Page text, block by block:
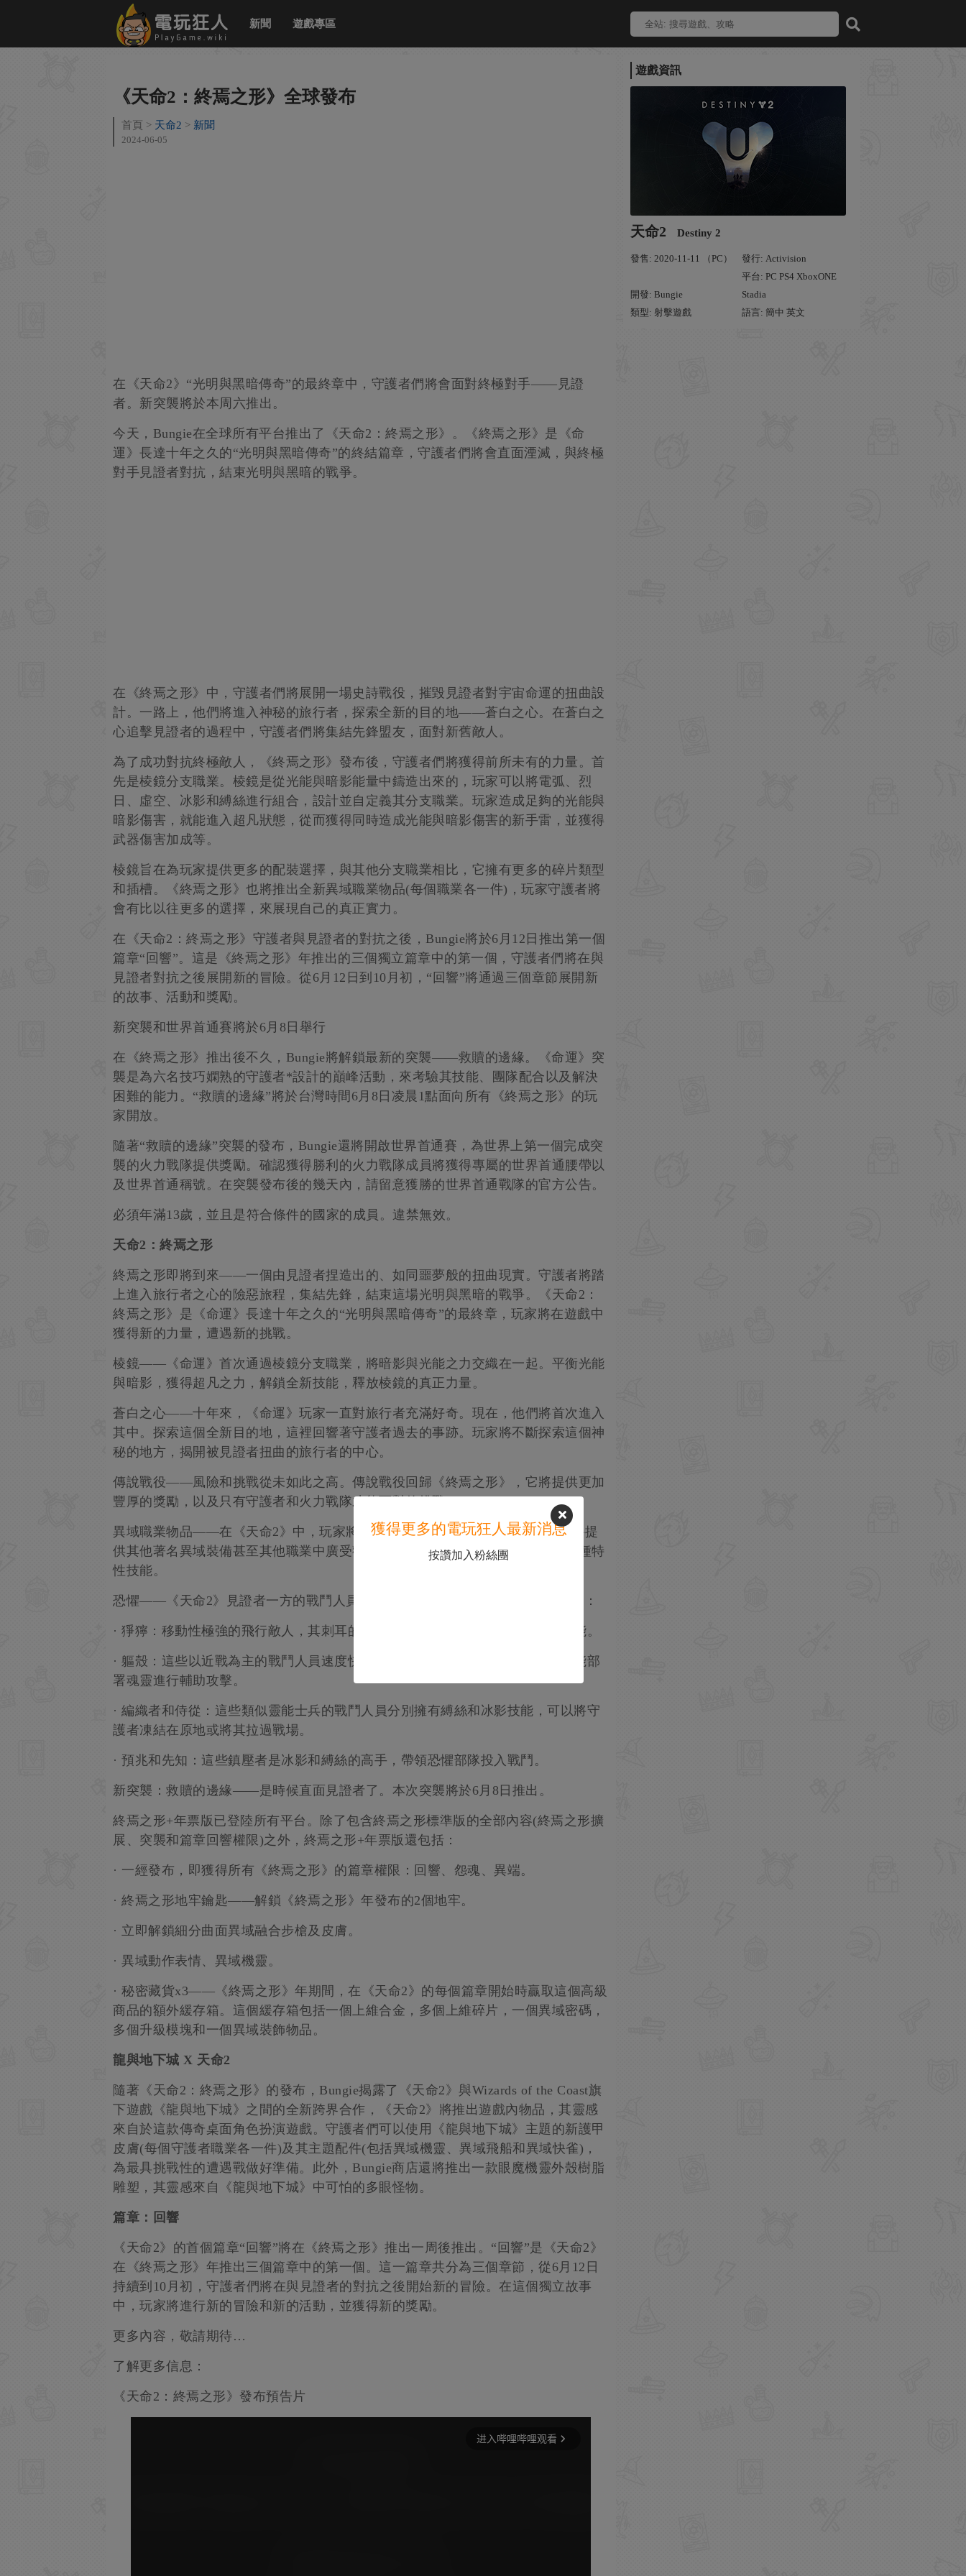
新聞 遊戲專區
遊戲資訊
天命2 Destiny 2
發售: 2020-11-11 （PC） 發行: Activision
開發: Bungie
平台: PC PS4 XboxONE
Stadia
類型: 射擊遊戲
語言: 簡中 英文
《天命2：終焉之形》全球發布
首頁 天命2 新聞
2024-06-05
在《天命2》“光明與黑暗傳奇”的最終章中，守護者們將會面對終極對手——見證
者。新突襲將於本周六推出。
今天，Bungie在全球所有平台推出了《天命2：終焉之形》。《終焉之形》是《命
運》長達十年之久的“光明與黑暗傳奇”的終結篇章，守護者們將會直面湮滅，與終極
對手見證者對抗，結束光明與黑暗的戰爭。
在《終焉之形》中，守護者們將展開一場史詩戰役，摧毀見證者對宇宙命運的扭曲設
計。一路上，他們將進入神秘的旅行者，探索全新的目的地——蒼白之心。在蒼白之
心追擊見證者的過程中，守護者們將集結先鋒盟友，面對新舊敵人。
為了成功對抗終極敵人，《終焉之形》發布後，守護者們將獲得前所未有的力量。首
先是棱鏡分支職業。棱鏡是從光能與暗影能量中鑄造出來的，玩家可以將電弧、烈
日、虛空、冰影和縛絲進行組合，設計並自定義其分支職業。玩家造成足夠的光能與
暗影傷害，就能進入超凡狀態，從而獲得同時造成光能與暗影傷害的新手雷，並獲得
武器傷害加成等。
棱鏡旨在為玩家提供更多的配裝選擇，與其他分支職業相比，它擁有更多的碎片類型
和插槽。《終焉之形》也將推出全新異域職業物品(每個職業各一件)，玩家守護者將
會有比以往更多的選擇，來展現自己的真正實力。
在《天命2：終焉之形》守護者與見證者的對抗之後，Bungie將於6月12日推出第一個
篇章“回響”。這是《終焉之形》年推出的三個獨立篇章中的第一個，守護者們將在與
見證者對抗之後展開新的冒險。從6月12日到10月初，“回響”將通過三個章節展開新
的故事、活動和獎勵。
新突襲和世界首通賽將於6月8日舉行
在《終焉之形》推出後不久，Bungie將解鎖最新的突襲——救贖的邊緣。《命運》突
襲是為六名技巧嫻熟的守護者*設計的巔峰活動，來考驗其技能、團隊配合以及解決
困難的能力。“救贖的邊緣”將於台灣時間6月8日凌晨1點面向所有《終焉之形》的玩
家開放。
隨著“救贖的邊緣”突襲的發布，Bungie還將開啟世界首通賽，為世界上第一個完成突
襲的火力戰隊提供獎勵。確認獲得勝利的火力戰隊成員將獲得專屬的世界首通腰帶以
及世界首通稱號。在突襲發布後的幾天內，請留意獲勝的世界首通戰隊的官方公告。
必須年滿13歲，並且是符合條件的國家的成員。違禁無效。
天命2：終焉之形
終焉之形即將到來——一個由見證者捏造出的、如同噩夢般的扭曲現實。守護者將踏
上進入旅行者之心的險惡旅程，集結先鋒，結束這場光明與黑暗的戰爭。《天命2：
終焉之形》是《命運》長達十年之久的“光明與黑暗傳奇”的最終章，玩家將在遊戲中
獲得新的力量，遭遇新的挑戰。
棱鏡——《命運》首次通過棱鏡分支職業，將暗影與光能之力交織在一起。平衡光能
與暗影，獲得超凡之力，解鎖全新技能，釋放棱鏡的真正力量。
蒼白之心——十年來，《命運》玩家一直對旅行者充滿好奇。現在，他們將首次進入
其中。探索這個全新目的地，這裡回響著守護者過去的事跡。玩家將不斷探索這個神
秘的地方，揭開被見證者扭曲的旅行者的中心。
傳說戰役——風險和挑戰從未如此之高。傳說戰役回歸《終焉之形》，它將提供更加
豐厚的獎勵，以及只有守護者和火力戰隊才能面對的挑戰。
異域職業物品——在《天命2》中，玩家將能首次裝備異域職業物品。這些物品將提
供其他著名異域裝備甚至其他職業中廣受歡迎的特性，首次讓玩家能混合搭配兩種特
性技能。
恐懼——《天命2》見證者一方的戰鬥人員陣營“恐懼”有幾種新的敵人類型，包括：
· 猙獰：移動性極強的飛行敵人，其刺耳的嘶吼能減緩守護者的速度並壓製其技能。
· 軀殼：這些以近戰為主的戰鬥人員速度快、殺傷力強，裝備有巨大的雙刃，並能部
署魂靈進行輔助攻擊。
· 編織者和侍從：這些類似靈能士兵的戰鬥人員分別擁有縛絲和冰影技能，可以將守
護者凍結在原地或將其拉過戰場。
· 預兆和先知：這些鎮壓者是冰影和縛絲的高手，帶領恐懼部隊投入戰鬥。
新突襲：救贖的邊緣——是時候直面見證者了。本次突襲將於6月8日推出。
終焉之形+年票版已登陸所有平台。除了包含終焉之形標準版的全部內容(終焉之形擴
展、突襲和篇章回響權限)之外，終焉之形+年票版還包括：
· 一經發布，即獲得所有《終焉之形》的篇章權限：回響、怨魂、異端。
· 終焉之形地牢鑰匙——解鎖《終焉之形》年發布的2個地牢。
· 立即解鎖細分曲面異域融合步槍及皮膚。
· 異域動作表情、異域機靈。
· 秘密藏貨x3——《終焉之形》年期間，在《天命2》的每個篇章開始時贏取這個高級
商品的額外緩存箱。這個緩存箱包括一個上維合金，多個上維碎片，一個異域密碼，
多個升級模塊和一個異域裝飾物品。
龍與地下城 X 天命2
隨著《天命2：終焉之形》的發布，Bungie揭露了《天命2》與Wizards of the Coast旗
下遊戲《龍與地下城》之間的全新跨界合作，《天命2》將推出遊戲內物品，其靈感
來自於這款傳奇桌面角色扮演遊戲。守護者們可以使用《龍與地下城》主題的新護甲
皮膚(每個守護者職業各一件)及其主題配件(包括異域機靈、異域飛船和異域快雀)，
為最具挑戰性的遭遇戰做好準備。此外，Bungie商店還將推出一款眼魔機靈外殼樹脂
雕塑，其靈感來自《龍與地下城》中可怕的多眼怪物。
篇章：回響
《天命2》的首個篇章“回響”將在《終焉之形》推出一周後推出。“回響”是《天命2》
在《終焉之形》年推出三個篇章中的第一個。這一篇章共分為三個章節，從6月12日
持續到10月初，守護者們將在與見證者的對抗之後開始新的冒險。在這個獨立故事
中，玩家將進行新的冒險和新的活動，並獲得新的獎勵。
更多內容，敬請期待…
了解更多信息：
《天命2：終焉之形》發布預告片
獲得更多的電玩狂人最新消息
按讚加入粉絲團